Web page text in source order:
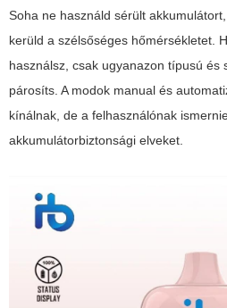
Soha ne használd sérült
kerüld a szélsőséges hőmérsékletet.
használsz, csak ugyanazon típusú és
párosíts. A modok manual és
kínálnak, de a felhasználónak
akkumulátorbiztonsági elveket.